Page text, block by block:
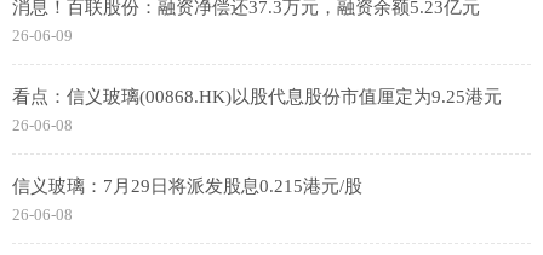
消息！百联股份：融资净偿还37.3万元，融资余额5.23亿元
26-06-09
看点：信义玻璃(00868.HK)以股代息股份市值厘定为9.25港元
26-06-08
信义玻璃：7月29日将派发股息0.215港元/股
26-06-08